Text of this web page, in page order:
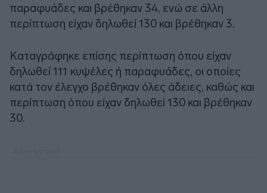
παραφυάδες και βρέθηκαν 34, ενώ σε άλλη
περίπτωση είχαν δηλωθεί 130 και βρέθηκαν 3.
Καταγράφηκε επίσης περίπτωση όπου είχαν
δηλωθεί 111 κυψέλες ή παραφυάδες, οι οποίες
κατά τον έλεγχο βρέθηκαν όλες άδειες, καθώς και
περίπτωση όπου είχαν δηλωθεί 130 και βρέθηκαν
30.